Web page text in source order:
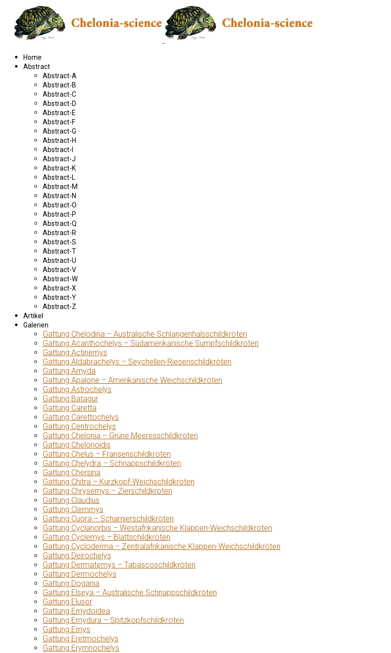
Home
Abstract
Abstract-A
Abstract-B
Abstract-C
Abstract-D
Abstract-E
Abstract-F
Abstract-G
Abstract-H
Abstract-I
Abstract-J
Abstract-K
Abstract-L
Abstract-M
Abstract-N
Abstract-O
Abstract-P
Abstract-Q
Abstract-R
Abstract-S
Abstract-T
Abstract-U
Abstract-V
Abstract-W
Abstract-X
Abstract-Y
Abstract-Z
Artikel
Galerien
Gattung Chelodina – Australische Schlangenhalsschildkröten
Gattung Acanthochelys – Südamerikanische Sumpfschildkröten
Gattung Actinemys
Gattung Aldabrachelys – Seychellen-Riesenschildkröten
Gattung Amyda
Gattung Apalone – Amerikanische Weichschildkröten
Gattung Astrochelys
Gattung Batagur
Gattung Caretta
Gattung Carettochelys
Gattung Centrochelys
Gattung Chelonia – Grüne Meeresschildkröten
Gattung Chelonoidis
Gattung Chelus – Fransenschildkröten
Gattung Chelydra – Schnappschildkröten
Gattung Chersina
Gattung Chitra – Kurzkopf-Weichschildkröten
Gattung Chrysemys – Zierschildkröten
Gattung Claudius
Gattung Clemmys
Gattung Cuora – Scharnierschildkröten
Gattung Cyclanorbis – Westafrikanische Klappen-Weichschildkröten
Gattung Cyclemys – Blattschildkröten
Gattung Cycloderma – Zentralafrikanische Klappen-Weichschildkröten
Gattung Deirochelys
Gattung Dermatemys – Tabascoschildkröten
Gattung Dermochelys
Gattung Dogania
Gattung Elseya – Australische Schnappschildkröten
Gattung Elusor
Gattung Emydoidea
Gattung Emydura – Spitzkopfschildkröten
Gattung Emys
Gattung Eretmochelys
Gattung Erymnochelys